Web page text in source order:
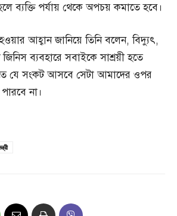
ব্যক্তি পর্যায় থেকে অপচয় কমাতে হবে।
হওয়ার আহ্বান জানিয়ে তিনি বলেন, বিদ্যুৎ,
জিনিস ব্যবহারে সবাইকে সাশ্রয়ী হতে
যে সংকট আসবে সেটা আমাদের ওপর
না।